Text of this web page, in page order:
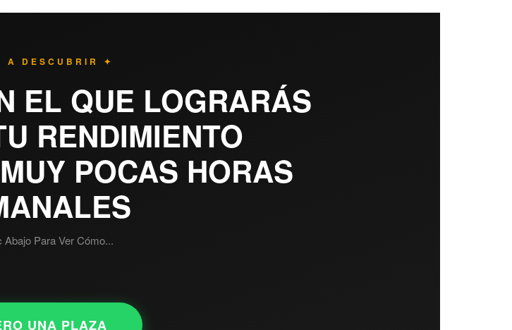
A DESCUBRIR ✦
EL QUE LOGRARÁS
RENDIMIENTO
POCAS HORAS
Abajo Para Ver Cómo...
UNA PLAZA